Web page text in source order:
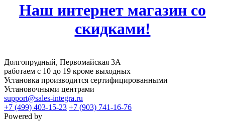
Наш интернет магазин со
скидками!
Долгопрудный, Первомайская 3А
работаем с 10 до 19 кроме выходных
Установка производится сертифицированными
Установочными центрами
support@sales-integra.ru
+7 (499) 403-15-23 +7 (903) 741-16-76
Powered by